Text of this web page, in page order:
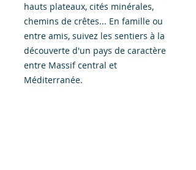
hauts plateaux, cités minérales,
chemins de crêtes... En famille ou
entre amis, suivez les sentiers à la
découverte d'un pays de caractère
entre Massif central et
Méditerranée.